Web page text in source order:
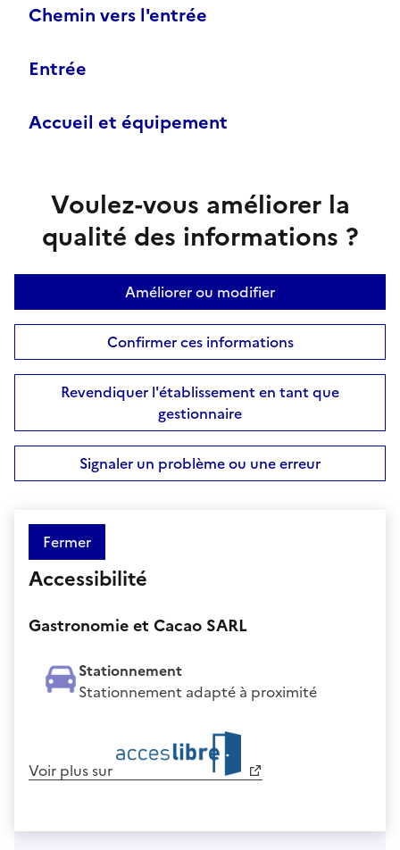
Chemin vers l'entrée
Entrée
Accueil et équipement
Voulez-vous améliorer la
qualité des informations ?
Améliorer ou modifier
Confirmer ces informations
Revendiquer l'établissement en tant que
gestionnaire
Signaler un problème ou une erreur
Fermer
Accessibilité
Gastronomie et Cacao SARL
Stationnement
Stationnement adapté à proximité
Voir plus sur